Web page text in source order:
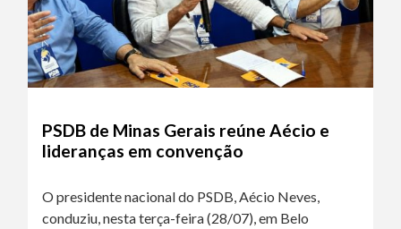
PSDB de Minas Gerais reúne Aécio e
lideranças em convenção
O presidente nacional do PSDB, Aécio Neves,
conduziu, nesta terça-feira (28/07), em Belo